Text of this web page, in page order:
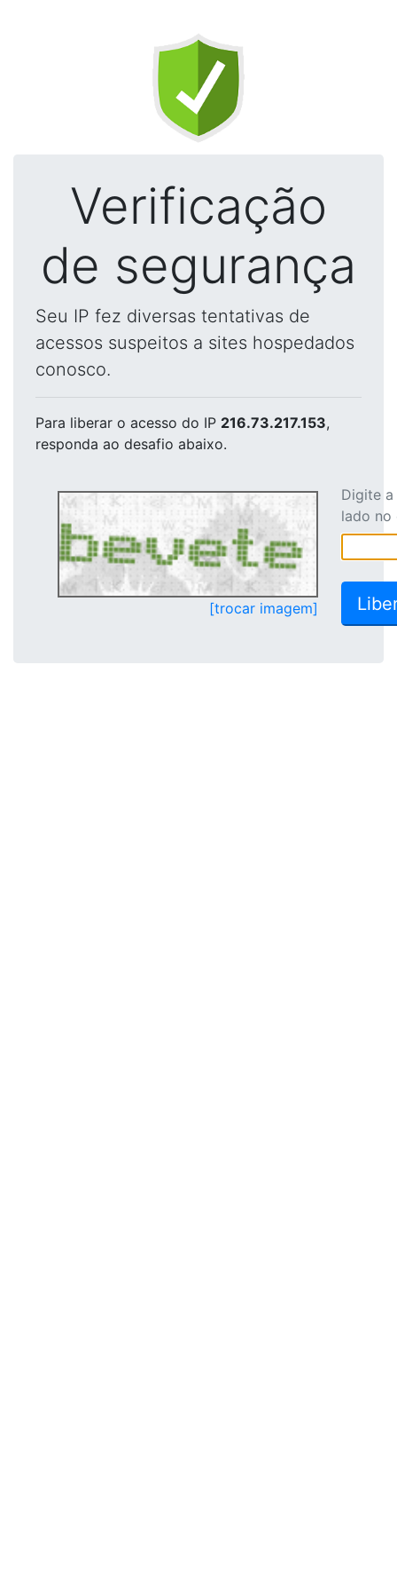
Verificação
de segurança
Seu IP fez diversas tentativas de
acessos suspeitos a sites hospedados
conosco.
Para liberar o acesso do IP 216.73.217.153,
responda ao desafio abaixo.
[trocar imagem]
Digite
lado no